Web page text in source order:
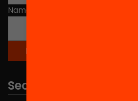
Name
Sections